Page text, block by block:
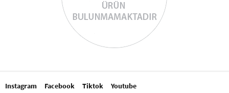
Instagram Facebook Tiktok Youtube